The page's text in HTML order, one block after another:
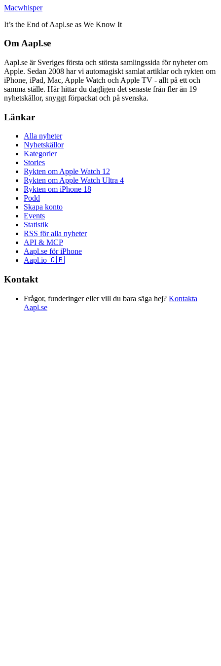
Macwhisper
It’s the End of Aapl.se as We Know It
Om Aapl.se
Aapl.se är Sveriges första och största samlingssida för nyheter om
Apple. Sedan 2008 har vi automagiskt samlat artiklar och rykten om
iPhone, iPad, Mac, Apple Watch och Apple TV - allt på ett och
samma ställe. Här hittar du dagligen det senaste från fler än 19
nyhetskällor, snyggt förpackat och på svenska.
Länkar
Alla nyheter
Nyhetskällor
Kategorier
Stories
Rykten om Apple Watch 12
Rykten om Apple Watch Ultra 4
Rykten om iPhone 18
Podd
Skapa konto
Events
Statistik
RSS för alla nyheter
API & MCP
Aapl.se för iPhone
Aapl.io 🇬🇧
Kontakt
Frågor, funderinger eller vill du bara säga hej? Kontakta
Aapl.se